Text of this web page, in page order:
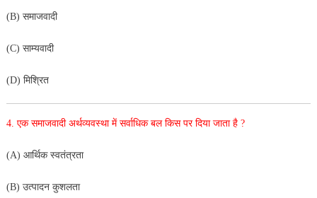
(B) समाजवादी
(C) साम्यवादी
(D) मिश्रित
4. एक समाजवादी अर्थव्यवस्था में सर्वाधिक बल किस पर दिया जाता है ?
(A) आर्थिक स्वतंत्रता
(B) उत्पादन कुशलता